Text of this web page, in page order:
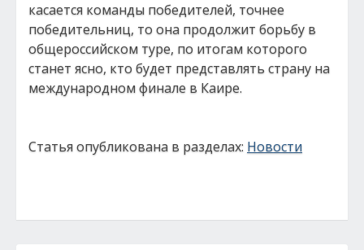
касается команды победителей, точнее
победительниц, то она продолжит борьбу в
общероссийском туре, по итогам которого
станет ясно, кто будет представлять страну на
международном финале в Каире.
Статья опубликована в разделах: Новости